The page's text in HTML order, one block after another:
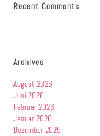
Recent Comments
Archives
August 2026
Juni 2026
Februar 2026
Januar 2026
Dezember 2025